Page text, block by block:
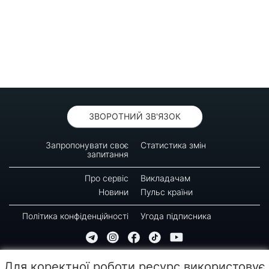
ЗВОРОТНИЙ ЗВ'ЯЗОК
Запропонувати своє
запитання
Статистика змін
Про сервіс
Викладачам
Новини
Пульс країни
Політика конфіденційності Угода підписника